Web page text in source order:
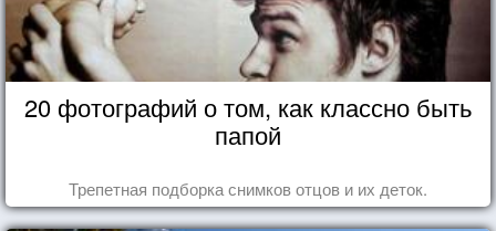
20 фотографий о том, как классно быть
папой
Трепетная подборка снимков отцов и их деток.